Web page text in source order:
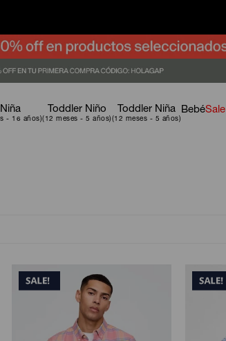
Niña Toddler Niño Toddler Niña BebéSale